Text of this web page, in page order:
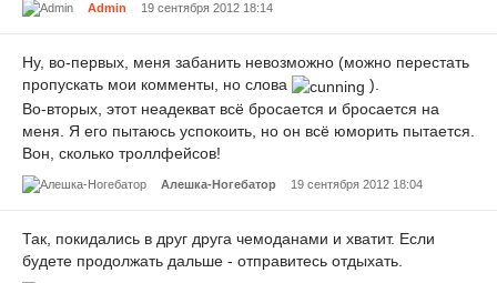
Admin 19 сентября 2012 18:14
Ну, во-первых, меня забанить невозможно (можно перестать
пропускать мои комменты, но слова
).
Во-вторых, этот неадекват всё бросается и бросается на
меня. Я его пытаюсь успокоить, но он всё юморить пытается.
Вон, сколько троллфейсов!
Алешка-Ногебатор 19 сентября 2012 18:04
Так, покидались в друг друга чемоданами и хватит. Если
будете продолжать дальше - отправитесь отдыхать.